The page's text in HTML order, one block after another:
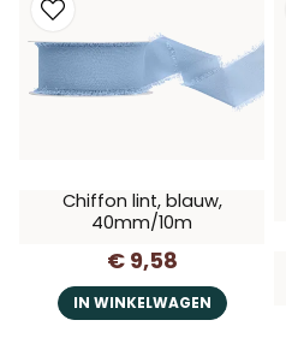
Chiffon lint, blauw,
40mm/10m
€ 9,58
IN WINKELWAGEN